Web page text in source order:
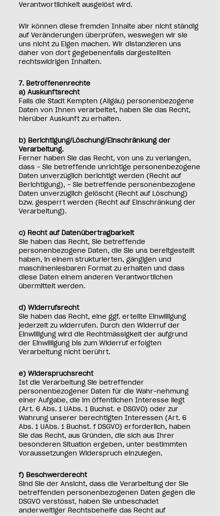
Verantwortlichkeit ausgelöst wird.
Wir können diese fremden Inhalte aber nicht ständig
auf Veränderungen überprüfen, weswegen wir sie
uns nicht zu Eigen machen. Wir distanzieren uns
daher von dort gegebenenfalls dargestellten
rechtswidrigen Inhalten.
7. Betroffenenrechte
a) Auskunftsrecht
Falls die Stadt Kempten (Allgäu) personenbezogene
Daten von Ihnen verarbeitet, haben Sie das Recht,
hierüber Auskunft zu erhalten.
b) Berichtigung/Löschung/Einschränkung der
Verarbeitung.
Ferner haben Sie das Recht, von uns zu verlangen,
dass - Sie betreffende unrichtige personenbezogene
Daten unverzüglich berichtigt werden (Recht auf
Berichtigung), - Sie betreffende personenbezogene
Daten unverzüglich gelöscht (Recht auf Löschung)
bzw. gesperrt werden (Recht auf Einschränkung der
Verarbeitung).
c) Recht auf Datenübertragbarkeit
Sie haben das Recht, Sie betreffende
personenbezogene Daten, die Sie uns bereitgestellt
haben, in einem strukturierten, gängigen und
maschinenlesbaren Format zu erhalten und dass
diese Daten einem anderen Verantwortlichen
übermittelt werden.
d) Widerrufsrecht
Sie haben das Recht, eine ggf. erteilte Einwilligung
jederzeit zu widerrufen. Durch den Widerruf der
Einwilligung wird die Rechtmässigkeit der aufgrund
der Einwilligung bis zum Widerruf erfolgten
Verarbeitung nicht berührt.
e) Widerspruchsrecht
Ist die Verarbeitung Sie betreffender
personenbezogener Daten für die Wahr-nehmung
einer Aufgabe, die im öffentlichen Interesse liegt
(Art. 6 Abs. 1 UAbs. 1 Buchst. e DSGVO) oder zur
Wahrung unserer berechtigten Interessen (Art. 6
Abs. 1 UAbs. 1 Buchst. f DSGVO) erforderlich, haben
Sie das Recht, aus Gründen, die sich aus Ihrer
besonderen Situation ergeben, unter bestimmten
Voraussetzungen Widerspruch einzulegen.
f) Beschwerderecht
Sind Sie der Ansicht, dass die Verarbeitung der Sie
betreffenden personenbezogenen Daten gegen die
DSGVO verstösst, haben Sie unbeschadet
anderweitiger Rechtsbehelfe das Recht auf